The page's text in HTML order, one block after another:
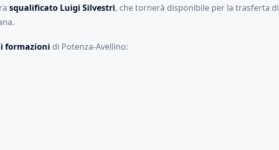
squalificato Luigi Silvestri, che tornerà disponibile per la trasferta di
formazioni di Potenza-Avellino: